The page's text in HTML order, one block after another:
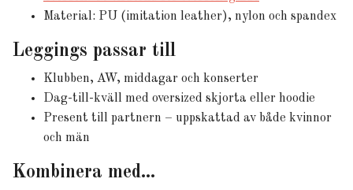
Material: PU (imitation leather), nylon och spandex
Leggings passar till
Klubben, AW, middagar och konserter
Dag-till-kväll med oversized skjorta eller hoodie
Present till partnern – uppskattad av både kvinnor
och män
Kombinera med…